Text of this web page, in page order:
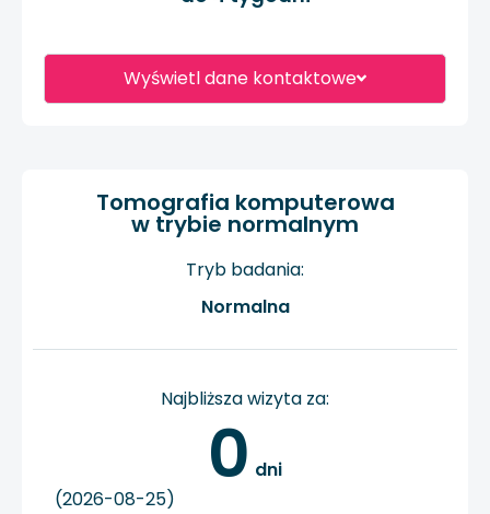
Wyświetl dane kontaktowe
Tomografia komputerowa
w trybie normalnym
Tryb badania:
Normalna
Najbliższa wizyta za:
0 dni
(2026-08-25)